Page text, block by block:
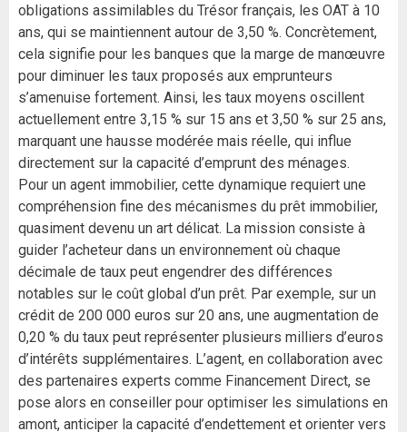
obligations assimilables du Trésor français, les OAT à 10
ans, qui se maintiennent autour de 3,50 %. Concrètement,
cela signifie pour les banques que la marge de manœuvre
pour diminuer les taux proposés aux emprunteurs
s’amenuise fortement. Ainsi, les taux moyens oscillent
actuellement entre 3,15 % sur 15 ans et 3,50 % sur 25 ans,
marquant une hausse modérée mais réelle, qui influe
directement sur la capacité d’emprunt des ménages.
Pour un agent immobilier, cette dynamique requiert une
compréhension fine des mécanismes du prêt immobilier,
quasiment devenu un art délicat. La mission consiste à
guider l’acheteur dans un environnement où chaque
décimale de taux peut engendrer des différences
notables sur le coût global d’un prêt. Par exemple, sur un
crédit de 200 000 euros sur 20 ans, une augmentation de
0,20 % du taux peut représenter plusieurs milliers d’euros
d’intérêts supplémentaires. L’agent, en collaboration avec
des partenaires experts comme Financement Direct, se
pose alors en conseiller pour optimiser les simulations en
amont, anticiper la capacité d’endettement et orienter vers